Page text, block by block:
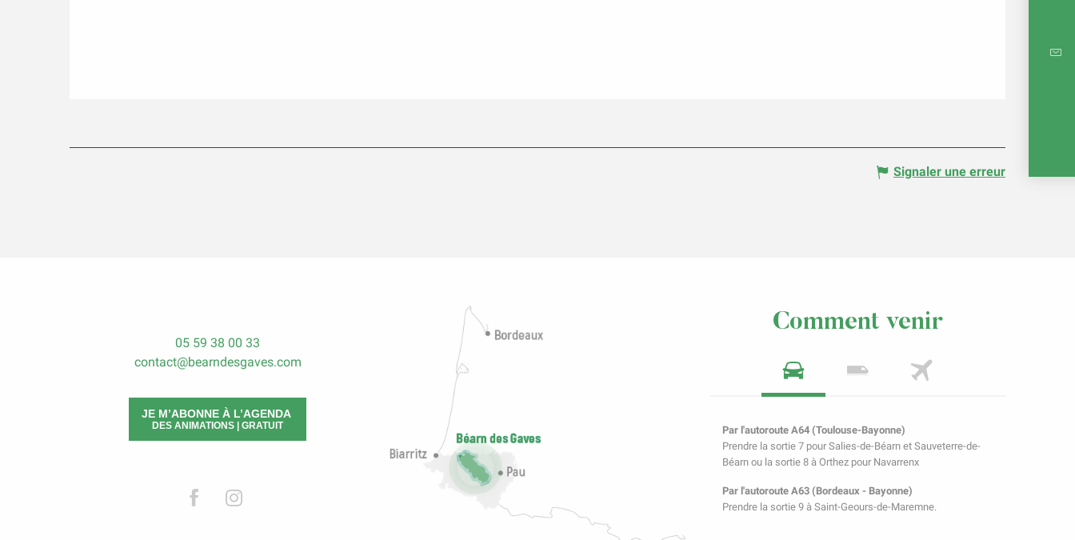
Signaler une erreur
05 59 38 00 33
contact@bearndesgaves.com
JE M’ABONNE À L’AGENDA
DES ANIMATIONS | GRATUIT
Comment venir
Par l'autoroute A64 (Toulouse-Bayonne)
Prendre la sortie 7 pour Salies-de-Béarn et Sauveterre-de-
Béarn ou la sortie 8 à Orthez pour Navarrenx
Par l'autoroute A63 (Bordeaux - Bayonne)
Prendre la sortie 9 à Saint-Geours-de-Maremne.